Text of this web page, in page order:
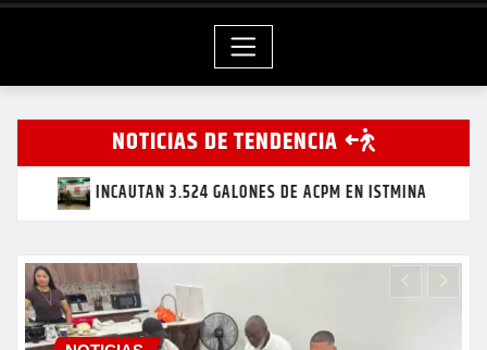
NOTICIAS DE TENDENCIA
ACANDÍ Y UNGUÍA UNEN FUERZAS PARA